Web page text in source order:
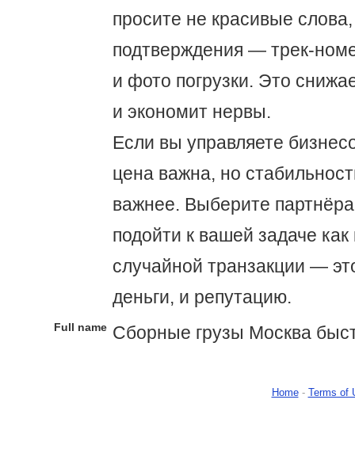
просите не красивые
подтверждения — трек-
и фото погрузки. Это
и экономит нервы.
Если вы управляете
цена важна, но
важнее. Выберите
подойти к вашей задаче как
случайной транзакции —
деньги, и репутацию.
Full name Сборные грузы Москва
Home- Terms of